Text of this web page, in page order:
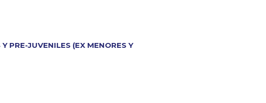
PRE-JUVENILES (EX MENORES Y